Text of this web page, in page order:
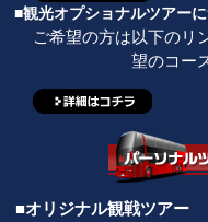
■観光オプショナルツアー
ご希望の方は以下のリ
望のコー
■オリジナル観戦ツアー